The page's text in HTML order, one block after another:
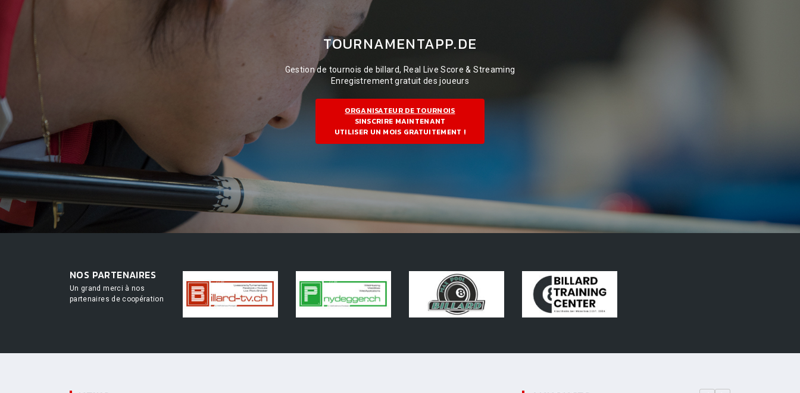
TOURNAMENTAPP.DE
Gestion de tournois de billard, Real Live Score & Streaming
Enregistrement gratuit des joueurs
ORGANISATEUR DE TOURNOIS
SINSCRIRE MAINTENANT
UTILISER UN MOIS GRATUITEMENT !
NOS PARTENAIRES
Un grand merci à nos
partenaires de coopération